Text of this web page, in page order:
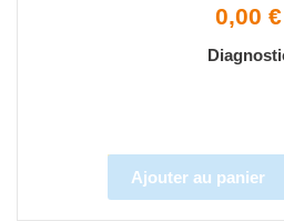
0,00 €
Ajouter au panier